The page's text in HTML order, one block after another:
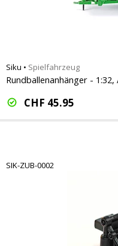
Siku • Spielfahrzeug
Rundballenanhänger -
CHF 45.95
SIK-ZUB-0002